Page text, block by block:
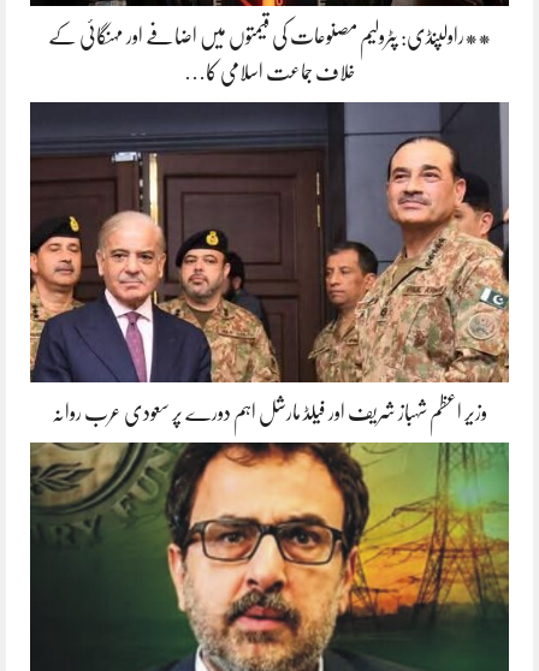
**راولپنڈی: پٹرولیم مصنوعات کی قیمتوں میں اضافے اور مہنگائی کے
خلاف جماعت اسلامی کا…
وزیر اعظم شہباز شریف اور فیلڈ مارشل اہم دورے پر سعودی عرب روانہ